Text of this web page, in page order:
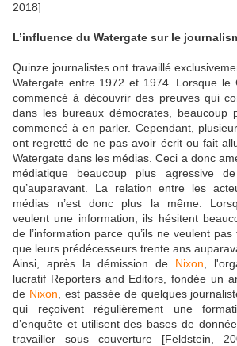
2018]
L’influence du Watergate sur le
Quinze journalistes ont travaillé
Watergate entre 1972 et 1974. Lorsque le
commencé à découvrir des preuves qui
dans les bureaux démocrates, beaucoup
commencé à en parler. Cependant,
ont regretté de ne pas avoir écrit ou fait
Watergate dans les médias. Ceci a donc
médiatique beaucoup plus agressive
qu’auparavant. La relation entre les
médias n’est donc plus la même.
veulent une information, ils hésitent
de l’information parce qu’ils ne veulent
que leurs prédécesseurs trente ans
Ainsi, après la démission de Nixon ,
lucratif Reporters and Editors, fondée un
de Nixon , est passée de quelques
qui reçoivent régulièrement une
d’enquête et utilisent des bases de
travailler sous couverture [Feldstein,